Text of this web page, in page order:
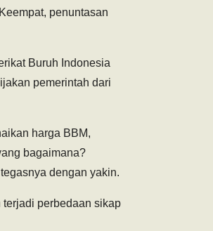
penuntasan
Buruh Indonesia
pemerintah dari
harga BBM,
bagaimana?
dengan yakin.
perbedaan sikap